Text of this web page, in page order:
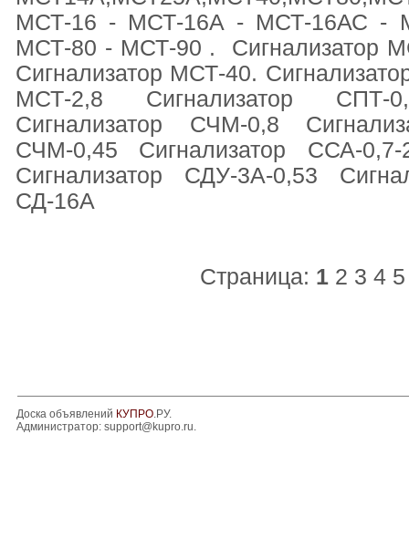
МСТ-16 - МСТ-16А - МСТ-16АС -
МСТ-80 - МСТ-90 . Сигнализатор
Сигнализатор МСТ-40.
МСТ-2,8 Сигнализатор СПТ-
Сигнализатор СЧМ-0,8
СЧМ-0,45 Сигнализатор ССА-
Сигнализатор СДУ-3А-0,53
СД-16А
Страница: 1 2 3 4 5
Доска объявлений КУПРО.РУ.
Администратор: support@kupro.ru.